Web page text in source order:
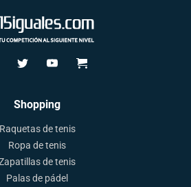
Shopping
Raquetas de tenis
Ropa de tenis
de tenis
Palas de pádel